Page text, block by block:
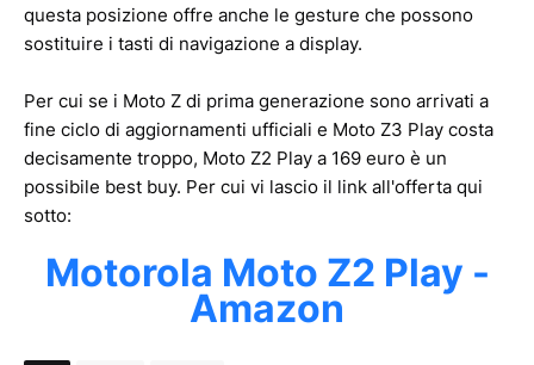
questa posizione offre anche le gesture che possono
sostituire i tasti di navigazione a display.
Per cui se i Moto Z di prima generazione sono arrivati a
fine ciclo di aggiornamenti ufficiali e Moto Z3 Play costa
decisamente troppo, Moto Z2 Play a 169 euro è un
possibile best buy. Per cui vi lascio il link all'offerta qui
sotto:
Motorola Moto Z2 Play -
Amazon